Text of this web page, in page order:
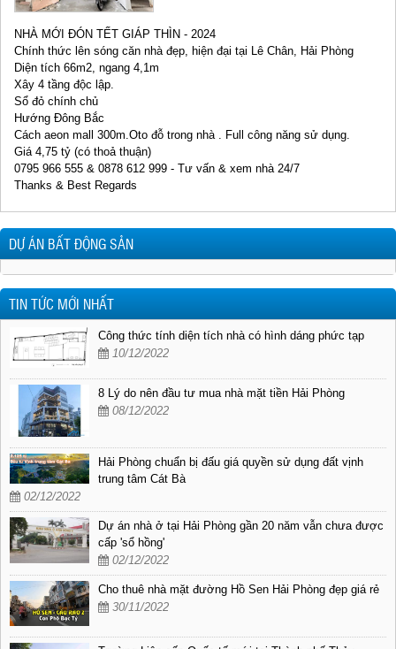
NHÀ MỚI ĐÓN TẾT GIÁP THÌN - 2024
Chính thức lên sóng căn nhà đẹp, hiện đại tại Lê Chân, Hải Phòng
Diện tích 66m2, ngang 4,1m
Xây 4 tầng độc lập.
Sổ đỏ chính chủ
Hướng Đông Bắc
Cách aeon mall 300m.Oto đỗ trong nhà . Full công năng sử dụng.
Giá 4,75 tỷ (có thoả thuận)
0795 966 555 & 0878 612 999 - Tư vấn & xem nhà 24/7
Thanks & Best Regards
DỰ ÁN BẤT ĐỘNG SẢN
TIN TỨC MỚI NHẤT
Công thức tính diện tích nhà có hình dáng phức tạp
10/12/2022
8 Lý do nên đầu tư mua nhà mặt tiền Hải Phòng
08/12/2022
Hải Phòng chuẩn bị đấu giá quyền sử dụng đất vịnh
trung tâm Cát Bà
02/12/2022
Dự án nhà ở tại Hải Phòng gần 20 năm vẫn chưa được
cấp 'sổ hồng'
02/12/2022
Cho thuê nhà mặt đường Hồ Sen Hải Phòng đẹp giá rẻ
30/11/2022